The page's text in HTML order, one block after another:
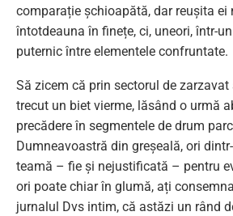
comparație șchioapătă, dar reușita ei
întotdeauna în finețe, ci, uneori, într-
puternic între elementele confruntate.
Să zicem că prin sectorul de
trecut un biet vierme, lăsând o urmă
precădere în segmentele de drum
Dumneavoastră din greșeală, ori
teamă – fie și nejustificată – pentru
ori poate chiar în glumă, ați
jurnalul Dvs intim, că astăzi un rând